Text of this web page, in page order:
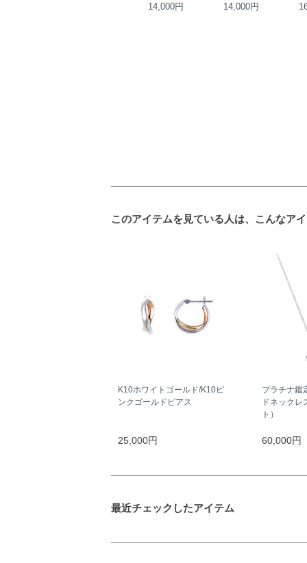
14,000円 14,000円
このアイテムを見ている人は、こんなア
K10ホワイトゴールド/K10ピ
ンクゴールドピアス
25,000円
プラチナ鑑
ドネックレ
ト）
60,000円
最近チェックしたアイテム